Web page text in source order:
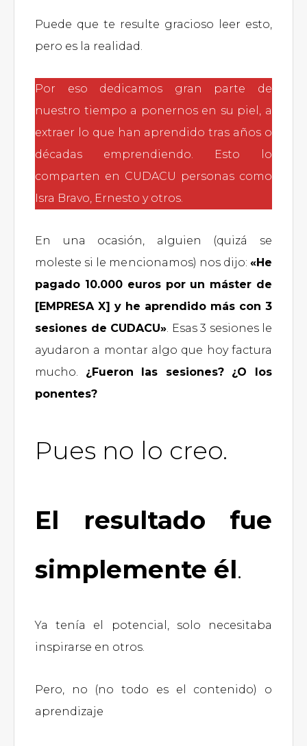
Puede que te resulte gracioso leer esto,
pero es la realidad.
Por eso dedicamos gran parte de
nuestro tiempo a ponernos en su piel, a
extraer lo que han aprendido tras años o
décadas emprendiendo. Esto lo
comparten en CUDACU personas como
Isra Bravo, Ernesto y otros.
En una ocasión, alguien (quizá se
moleste si le mencionamos) nos dijo: «He
pagado 10.000 euros por un máster de
[EMPRESA X] y he aprendido más con 3
sesiones de CUDACU» . Esas 3 sesiones le
ayudaron a montar algo que hoy factura
mucho. ¿Fueron las sesiones? ¿O los
ponentes?
Pues no lo creo.
El resultado fue
simplemente él.
Ya tenía el potencial, solo necesitaba
inspirarse en otros.
Pero, no (no todo es el contenido) o
aprendizaje